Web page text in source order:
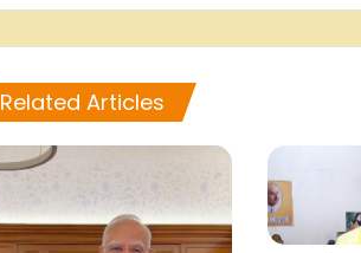
Related Articles